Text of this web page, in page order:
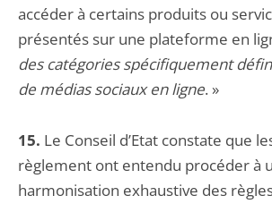
accéder à certains produits ou
présentés sur une plateforme en
des catégories spécifiquement
de médias sociaux en ligne. »
15. Le Conseil d’Etat constate que
règlement ont entendu procéder à
harmonisation exhaustive des